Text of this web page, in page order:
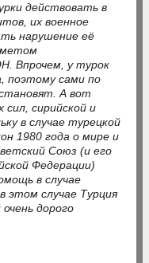
действовать в
их военное
нарушение её
Впрочем, у турок
поэтому сами по
А вот
сил, сирийской и
в случае турецкой
1980 года о мире и
Союз (и его
Федерации)
в случае
этом случае Турция
дорого